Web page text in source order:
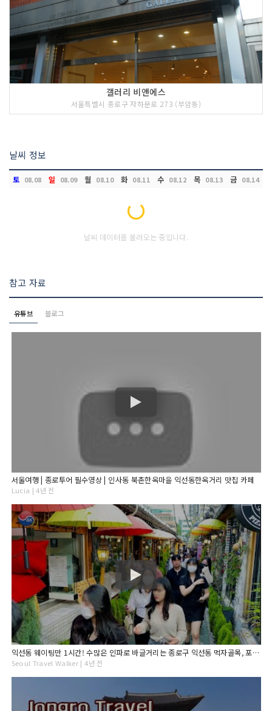
갤러리 비앤에스
서울특별시 종로구 자하문로 273 (부암동)
날씨 정보
토 08.08 일 08.09 월 08.10 화 08.11 수 08.12 목 08.13 금 08.14
Loading...
날씨 데이터를 불러오는 중입니다.
참고 자료
유튜브 블로그
서울여행 | 종로투어 필수영상 | 인사동 북촌한옥마을 익선동한옥거리 맛집 카페
Lucia | 4년 전
익선동 웨이팅만 1시간! 수많은 인파로 바글거리는 종로구 익선동 먹자골목, 포차 거리 휴일 오후 풍경, 서울 종로 여행, 4K Seoul Korea Walk.
Seoul Travel Walker | 4년 전